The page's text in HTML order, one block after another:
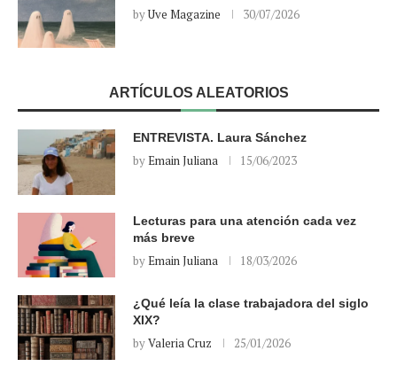
byUve Magazine 30/07/2026
ARTÍCULOS ALEATORIOS
ENTREVISTA. Laura Sánchez
byEmain Juliana 15/06/2023
Lecturas para una atención cada vez
más breve
byEmain Juliana 18/03/2026
¿Qué leía la clase trabajadora del siglo
XIX?
byValeria Cruz 25/01/2026